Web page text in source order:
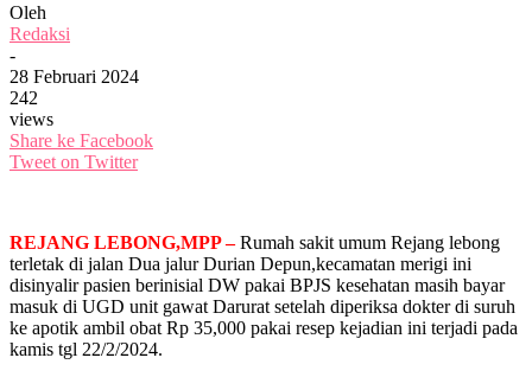
Oleh
Redaksi
-
28 Februari 2024
242
views
Share ke Facebook
Tweet on Twitter
REJANG LEBONG,MPP –Rumah sakit umum Rejang lebong
terletak di jalan Dua jalur Durian Depun,kecamatan merigi ini
disinyalir pasien berinisial DW pakai BPJS kesehatan masih bayar
masuk di UGD unit gawat Darurat setelah diperiksa dokter di suruh
ke apotik ambil obat Rp 35,000 pakai resep kejadian ini terjadi pada
kamis tgl 22/2/2024.